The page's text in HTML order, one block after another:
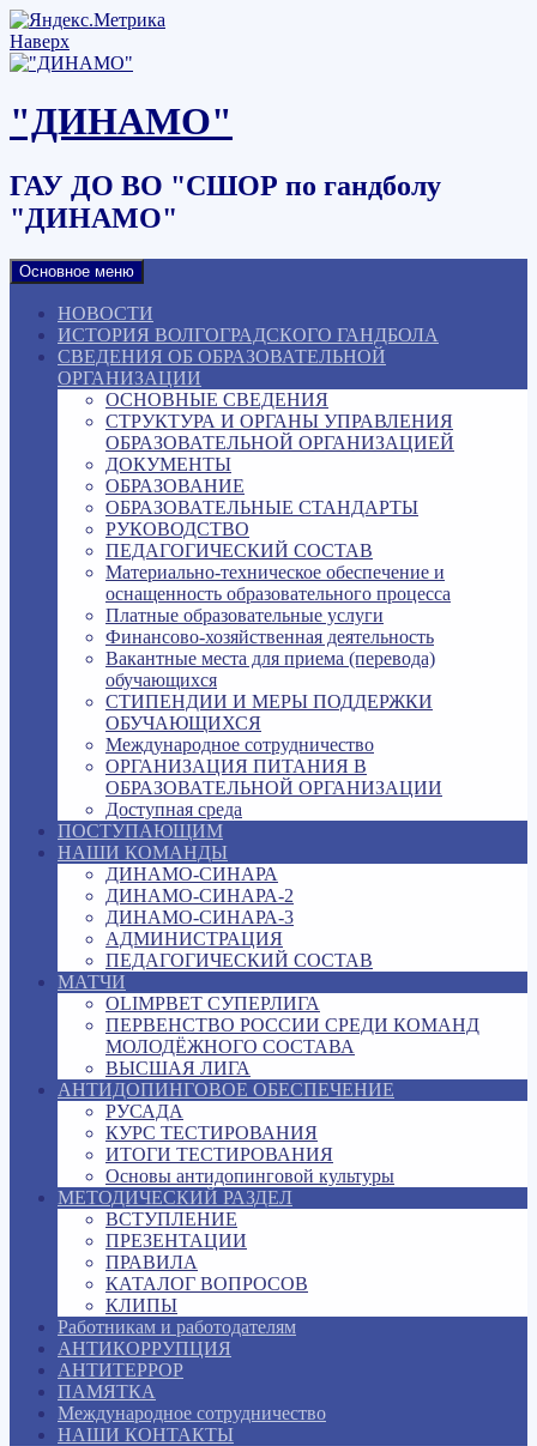
Наверх
"ДИНАМО"
ГАУ ДО ВО "СШОР по гандболу
"ДИНАМО"
Основное меню
НОВОСТИ
ИСТОРИЯ ВОЛГОГРАДСКОГО ГАНДБОЛА
СВЕДЕНИЯ ОБ ОБРАЗОВАТЕЛЬНОЙ
ОРГАНИЗАЦИИ
ОСНОВНЫЕ СВЕДЕНИЯ
СТРУКТУРА И ОРГАНЫ УПРАВЛЕНИЯ
ОБРАЗОВАТЕЛЬНОЙ ОРГАНИЗАЦИЕЙ
ДОКУМЕНТЫ
ОБРАЗОВАНИЕ
ОБРАЗОВАТЕЛЬНЫЕ СТАНДАРТЫ
РУКОВОДСТВО
ПЕДАГОГИЧЕСКИЙ СОСТАВ
Материально-техническое обеспечение и
оснащенность образовательного процесса
Платные образовательные услуги
Финансово-хозяйственная деятельность
Вакантные места для приема (перевода)
обучающихся
СТИПЕНДИИ И МЕРЫ ПОДДЕРЖКИ
ОБУЧАЮЩИХСЯ
Международное сотрудничество
ОРГАНИЗАЦИЯ ПИТАНИЯ В
ОБРАЗОВАТЕЛЬНОЙ ОРГАНИЗАЦИИ
Доступная среда
ПОСТУПАЮЩИМ
НАШИ КОМАНДЫ
ДИНАМО-СИНАРА
ДИНАМО-СИНАРА-2
ДИНАМО-СИНАРА-3
АДМИНИСТРАЦИЯ
ПЕДАГОГИЧЕСКИЙ СОСТАВ
МАТЧИ
OLIMPBET СУПЕРЛИГА
ПЕРВЕНСТВО РОССИИ СРЕДИ КОМАНД
МОЛОДЁЖНОГО СОСТАВА
ВЫСШАЯ ЛИГА
АНТИДОПИНГОВОЕ ОБЕСПЕЧЕНИЕ
РУСАДА
КУРС ТЕСТИРОВАНИЯ
ИТОГИ ТЕСТИРОВАНИЯ
Основы антидопинговой культуры
МЕТОДИЧЕСКИЙ РАЗДЕЛ
ВСТУПЛЕНИЕ
ПРЕЗЕНТАЦИИ
ПРАВИЛА
КАТАЛОГ ВОПРОСОВ
КЛИПЫ
Работникам и работодателям
АНТИКОРРУПЦИЯ
АНТИТЕРРОР
ПАМЯТКА
Международное сотрудничество
НАШИ КОНТАКТЫ